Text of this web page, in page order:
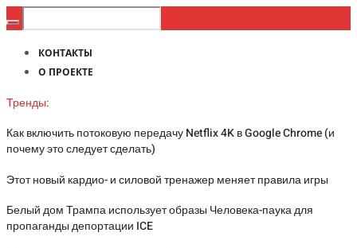
КОНТАКТЫ
О ПРОЕКТЕ
Тренды:
Как включить потоковую передачу Netflix 4K в Google Chrome (и
почему это следует сделать)
Этот новый кардио- и силовой тренажер меняет правила игры
Белый дом Трампа использует образы Человека-паука для
пропаганды депортации ICE